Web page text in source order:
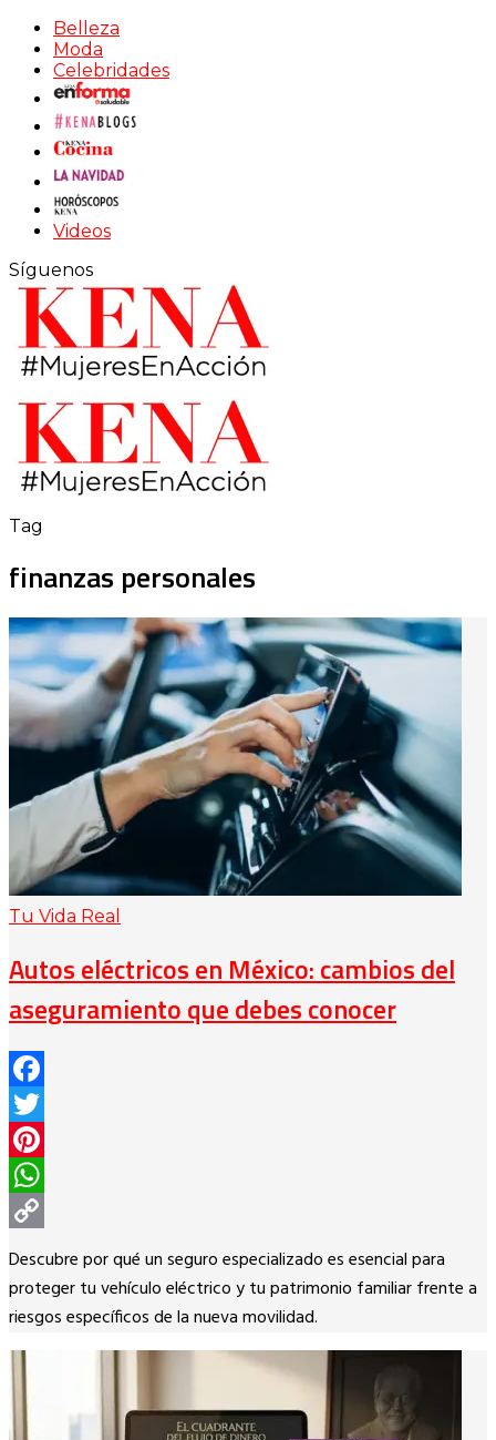
Belleza
Moda
Celebridades
Videos
Síguenos
Tag
finanzas personales
Tu Vida Real
Autos eléctricos en México: cambios del
aseguramiento que debes conocer
Facebook
Twitter
Pinterest
WhatsApp
Copy
Link
Descubre por qué un seguro especializado es esencial para
proteger tu vehículo eléctrico y tu patrimonio familiar frente a
riesgos específicos de la nueva movilidad.